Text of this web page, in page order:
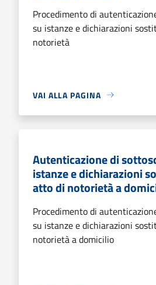
Procedimento di
su istanze e dichiarazioni
notorietà
VAI ALLA PAGINA
Autenticazione di
istanze e dichiarazioni
atto di notorietà a
Procedimento di
su istanze e dichiarazioni
notorietà a domicilio